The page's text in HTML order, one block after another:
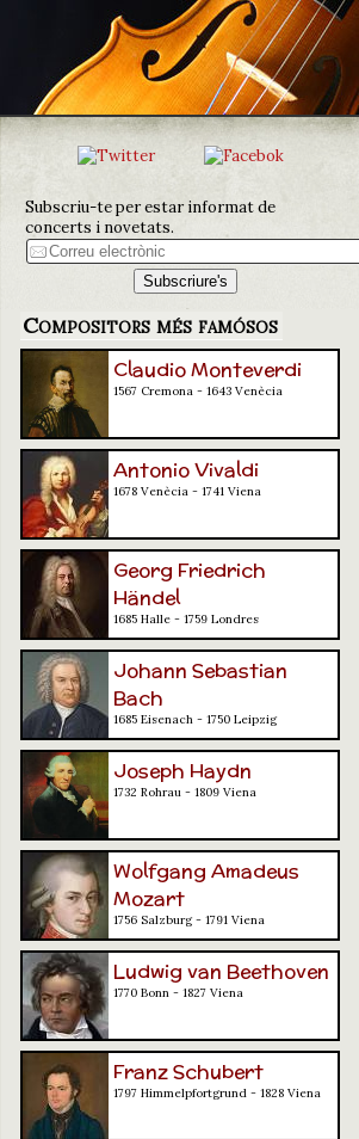
Subscriu-te per estar informat de
concerts i novetats.
Compositors més famósos
Claudio Monteverdi
1567 Cremona - 1643 Venècia
Antonio Vivaldi
1678 Venècia - 1741 Viena
Georg Friedrich
Händel
1685 Halle - 1759 Londres
Johann Sebastian
Bach
1685 Eisenach - 1750 Leipzig
Joseph Haydn
1732 Rohrau - 1809 Viena
Wolfgang Amadeus
Mozart
1756 Salzburg - 1791 Viena
Ludwig van Beethoven
1770 Bonn - 1827 Viena
Franz Schubert
1797 Himmelpfortgrund - 1828 Viena